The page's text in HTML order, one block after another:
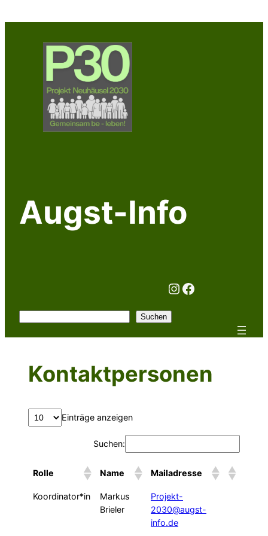
Inhalt
Augst-Info
Instagram
Facebook
Suchen
Kontaktpersonen
Einträge anzeigen
Suchen:
Rolle Name Mailadresse
Koordinator*in
Markus
Brieler
Projekt-
2030@augst-
info.de